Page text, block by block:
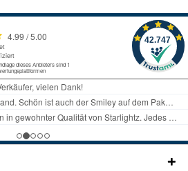
Fachgeschäft + telefonisch erreichbar
09497 1511